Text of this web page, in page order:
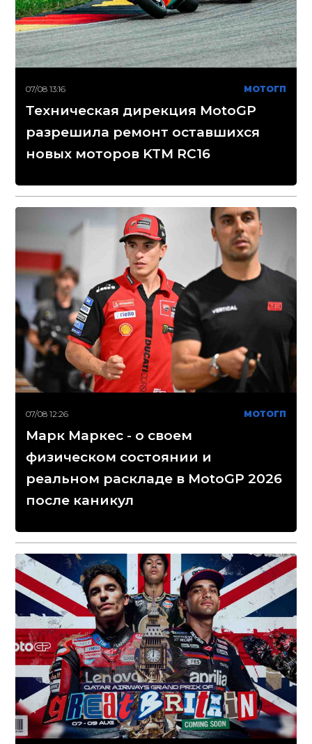
07/08 13:16 МОТОГП
Техническая дирекция MotoGP
разрешила ремонт оставшихся
новых моторов KTM RC16
07/08 12:26 МОТОГП
Марк Маркес - о своем
физическом состоянии и
реальном раскладе в MotoGP 2026
после каникул